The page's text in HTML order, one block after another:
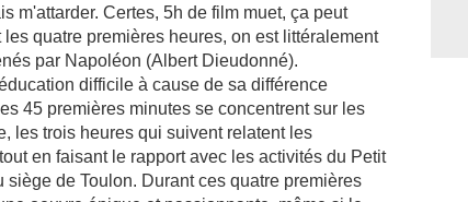
m'attarder. Certes, 5h de film muet, ça peut
quatre premières heures, on est littéralement
par Napoléon (Albert Dieudonné).
difficile à cause de sa différence
45 premières minutes se concentrent sur les
les trois heures qui suivent relatent les
en faisant le rapport avec les activités du Petit
de Toulon. Durant ces quatre premières